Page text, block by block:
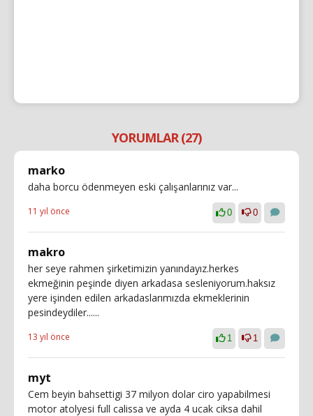
YORUMLAR (27)
marko
daha borcu ödenmeyen eski çalışanlarınız var...
11 yıl önce 0 0
makro
her seye rahmen şirketimizin yanındayız.herkes
ekmeğinin peşinde diyen arkadasa sesleniyorum.haksız
yere işinden edilen arkadaslarımızda ekmeklerinin
pesindeydiler......
13 yıl önce 1 1
myt
Cem beyin bahsettigi 37 milyon dolar ciro yapabilmesi
motor atolyesi full calissa ve ayda 4 ucak ciksa dahil